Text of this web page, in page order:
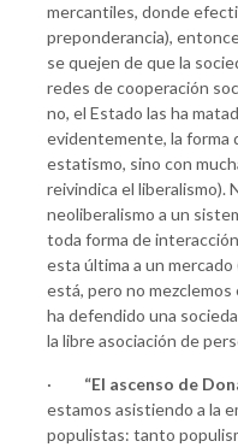
mercantiles, donde
preponderancia),
se quejen de que la
redes de cooperación
no, el Estado las ha
evidentemente, la forma
estatismo, sino con
reivindica el liberalismo).
neoliberalismo a un
toda forma de
esta última a un
está, pero no
ha defendido una
la libre asociación de
· “El ascenso de
estamos asistiendo a la
populistas: tanto